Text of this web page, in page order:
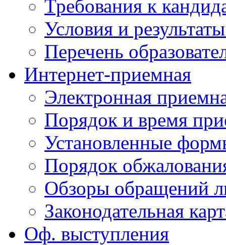
Требования к
Условия и
Перечень
Интернет-приемная
Электронная
Порядок и время
Установленные
Порядок
Обзоры обращений
Законодательная
Оф. выступления